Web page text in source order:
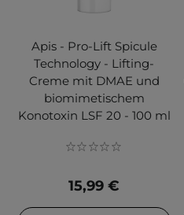
Apis - Pro-Lift Spicule
Technology - Lifting-
Creme mit DMAE und
biomimetischem
Konotoxin LSF 20 - 100 ml
15,99 €